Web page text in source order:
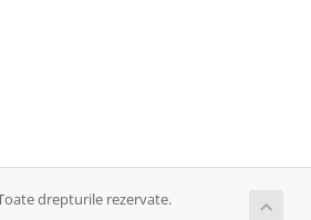
drepturile rezervate.